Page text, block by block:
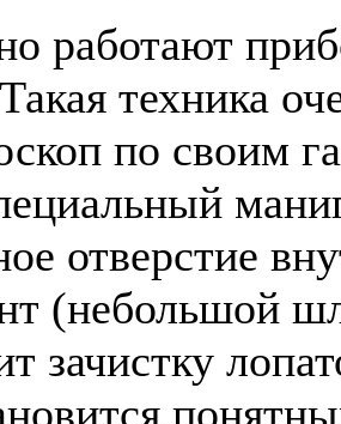
работают
техника
по своим
отверстие
(небольшой
зачистку